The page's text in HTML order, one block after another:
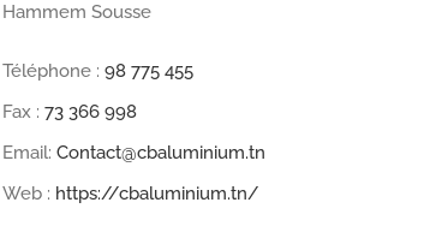
Hammem Sousse
Téléphone : 98 775 455
Fax : 73 366 998
Email: Contact@cbaluminium.tn
Web : https://cbaluminium.tn/